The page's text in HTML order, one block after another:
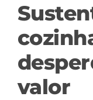
valor